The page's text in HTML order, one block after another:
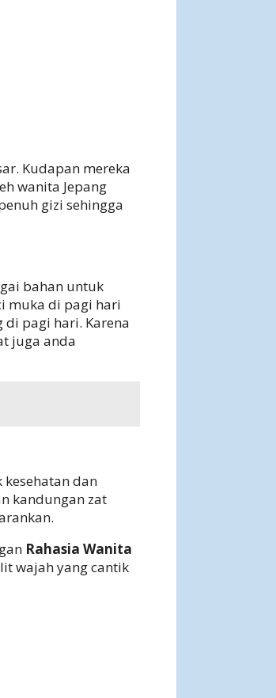
Kudapan mereka
wanita Jepang
gizi sehingga
bahan untuk
muka di pagi hari
pagi hari. Karena
juga anda
dan
kandungan zat
Rahasia Wanita
wajah yang cantik